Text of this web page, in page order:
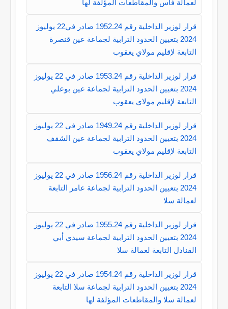
لعمالة فاس والمقاطعات المؤلفة لها
قرار لوزير الداخلية رقم 1952.24 صادر في22 يوليوز
2024 بتعيين الحدود الترابية لجماعة عين قنصرة
التابعة لإقليم مولاي يعقوب
قرار لوزير الداخلية رقم 1953.24 صادر في 22 يوليوز
2024 بتعيين الحدود الترابية لجماعة عين بوعلي
التابعة لإقليم مولاي يعقوب
قرار لوزير الداخلية رقم 1949.24 صادر في 22 يوليوز
2024 بتعيين الحدود الترابية لجماعة عين الشقف
التابعة لإقليم مولاي يعقوب
قرار لوزير الداخلية رقم 1956.24 صادر في 22 يوليوز
2024 بتعيين الحدود الترابية لجماعة عامر التابعة
لعمالة سلا
قرار لوزير الداخلية رقم 1955.24 صادر في 22 يوليوز
2024 بتعيين الحدود الترابية لجماعة سيدي أبي
القنادل التابعة لعمالة سلا
قرار لوزير الداخلية رقم 1954.24 صادر في 22 يوليوز
2024 بتعيين الحدود الترابية لجماعة سلا التابعة
لعمالة سلا والمقاطعات المؤلفة لها